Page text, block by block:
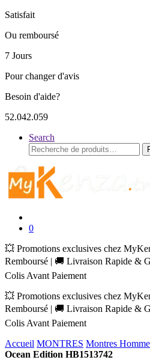
Satisfait
Ou remboursé
7 Jours
Pour changer d'avis
Besoin d'aide?
52.042.059
Search
Recherche
pour :
0
💥 Promotions exclusives chez
Remboursé | 🚚 Livraison Rapide &
Colis Avant Paiement
💥 Promotions exclusives chez
Remboursé | 🚚 Livraison Rapide &
Colis Avant Paiement
Accueil MONTRES Montres Homme
Ocean Edition HB1513742